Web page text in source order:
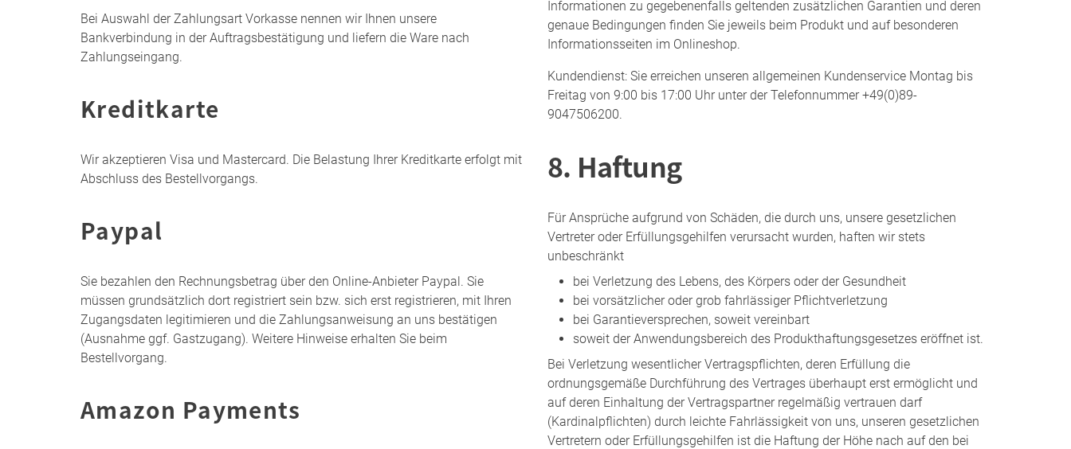
Bei Auswahl der Zahlungsart Vorkasse nennen wir Ihnen unsere
Bankverbindung in der Auftragsbestätigung und liefern die Ware nach
Zahlungseingang.
Kreditkarte
Wir akzeptieren Visa und Mastercard. Die Belastung Ihrer Kreditkarte erfolgt mit
Abschluss des Bestellvorgangs.
Paypal
Sie bezahlen den Rechnungsbetrag über den Online-Anbieter Paypal. Sie
müssen grundsätzlich dort registriert sein bzw. sich erst registrieren, mit Ihren
Zugangsdaten legitimieren und die Zahlungsanweisung an uns bestätigen
(Ausnahme ggf. Gastzugang). Weitere Hinweise erhalten Sie beim
Bestellvorgang.
Amazon Payments
Informationen zu gegebenenfalls geltenden zusätzlichen Garantien und deren
genaue Bedingungen finden Sie jeweils beim Produkt und auf besonderen
Informationsseiten im Onlineshop.
Kundendienst: Sie erreichen unseren allgemeinen Kundenservice Montag bis
Freitag von 9:00 bis 17:00 Uhr unter der Telefonnummer +49(0)89-
9047506200.
8. Haftung
Für Ansprüche aufgrund von Schäden, die durch uns, unsere gesetzlichen
Vertreter oder Erfüllungsgehilfen verursacht wurden, haften wir stets
unbeschränkt
bei Verletzung des Lebens, des Körpers oder der Gesundheit
bei vorsätzlicher oder grob fahrlässiger Pflichtverletzung
bei Garantieversprechen, soweit vereinbart
soweit der Anwendungsbereich des Produkthaftungsgesetzes eröffnet ist.
Bei Verletzung wesentlicher Vertragspflichten, deren Erfüllung die
ordnungsgemäße Durchführung des Vertrages überhaupt erst ermöglicht und
auf deren Einhaltung der Vertragspartner regelmäßig vertrauen darf
(Kardinalpflichten) durch leichte Fahrlässigkeit von uns, unseren gesetzlichen
Vertretern oder Erfüllungsgehilfen ist die Haftung der Höhe nach auf den bei